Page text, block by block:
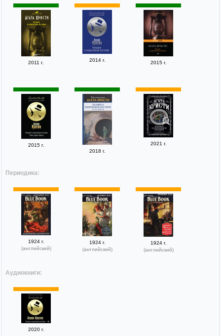
2011 г. 2014 г. 2015 г.
2015 г.
2018 г.
2021 г.
Периодика:
1924 г.
(английский)
1924 г.
(английский)
1924 г.
(английский)
Аудиокниги:
2020 г.